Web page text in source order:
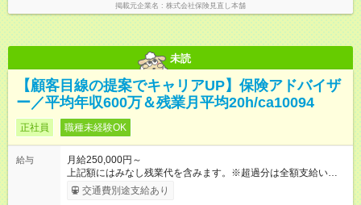
掲載元企業名 株式会社保険見直し本舗
未読
【顧客目線の提案でキャリアUP】保険アドバイザ
ー／平均年収600万＆残業月平均20h/ca10094
正社員 職種未経験OK
給与
月給250,000円～
上記額にはみなし残業代を含みます。※超過分は全額支給いたし
ます。 みなし残業代 50,000円／月 みなし残業時間 30時間／月
＜インセンティブで頑張りを評価！＞ 四半期に1回、実績に応じ
交通費別途支給あり